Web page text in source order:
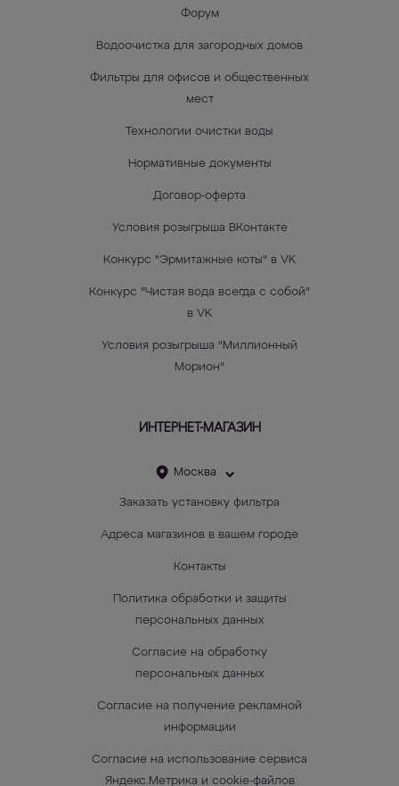
Форум
Водоочистка для загородных домов
Фильтры для офисов и общественных
мест
Технологии очистки воды
Нормативные документы
Договор-оферта
Условия розыгрыша ВКонтакте
Конкурс "Эрмитажные коты" в VK
Конкурс "Чистая вода всегда с собой"
в VK
Условия розыгрыша "Миллионный
Морион"
ИНТЕРНЕТ-МАГАЗИН
Москва
Заказать установку фильтра
Адреса магазинов в вашем городе
Контакты
Политика обработки и защиты
персональных данных
Согласие на обработку
персональных данных
Согласие на получение рекламной
информации
Согласие на использование сервиса
Яндекс.Метрика и cookie-файлов